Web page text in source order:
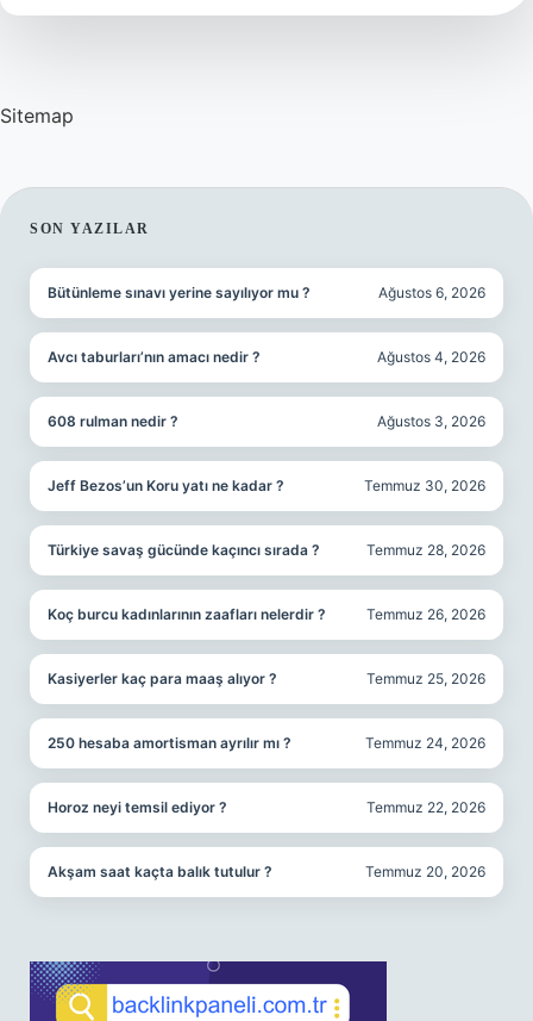
Bardak
Sitemap
SIDEBAR
SON YAZILAR
Bütünleme sınavı yerine sayılıyor mu ? Ağustos 6, 2026
Avcı taburları’nın amacı nedir ? Ağustos 4, 2026
608 rulman nedir ? Ağustos 3, 2026
Jeff Bezos’un Koru yatı ne kadar ? Temmuz 30, 2026
Türkiye savaş gücünde kaçıncı sırada ? Temmuz 28, 2026
Koç burcu kadınlarının zaafları nelerdir ? Temmuz 26, 2026
Kasiyerler kaç para maaş alıyor ? Temmuz 25, 2026
250 hesaba amortisman ayrılır mı ? Temmuz 24, 2026
Horoz neyi temsil ediyor ? Temmuz 22, 2026
Akşam saat kaçta balık tutulur ? Temmuz 20, 2026